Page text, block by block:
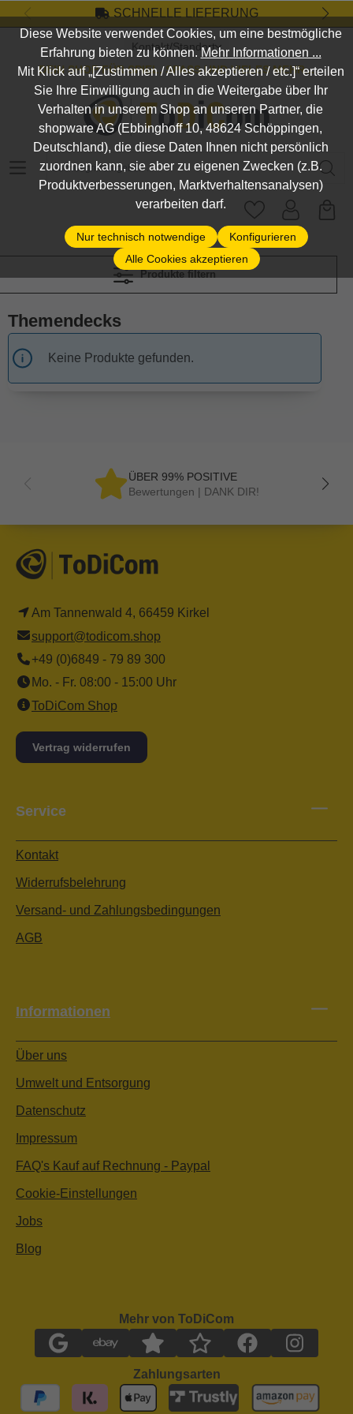
Zum Hauptinhalt springenSCHNELLE LIEFERUNG
Kontakt/Standort
DEIN SHOP FÜR SPIEL, SPASS UND VIELES MEHR...
Suchbegriff eingeben ...
Produkte filtern
Themendecks
Keine Produkte gefunden.
ÜBER 99% POSITIVE
Bewertungen | DANK DIR!
Am Tannenwald 4, 66459 Kirkel
support@todicom.shop
+49 (0)6849 - 79 89 300
Mo. - Fr. 08:00 - 15:00 Uhr
ToDiCom Shop
Vertrag widerrufen
Service
Kontakt
Widerrufsbelehrung
Versand- und Zahlungsbedingungen
AGB
Informationen
Über uns
Umwelt und Entsorgung
Datenschutz
Impressum
FAQ's Kauf auf Rechnung - Paypal
Cookie-Einstellungen
Jobs
Blog
Mehr von ToDiCom
Zahlungsarten
Diese Website verwendet Cookies, um eine bestmögliche
Erfahrung bieten zu können.Mehr Informationen ...
Mit Klick auf „[Zustimmen / Alles akzeptieren / etc.]“ erteilen
Sie Ihre Einwilligung auch in die Weitergabe über Ihr
Verhalten in unserem Shop an unseren Partner, die
shopware AG (Ebbinghoff 10, 48624 Schöppingen,
Deutschland), die diese Daten Ihnen nicht persönlich
zuordnen kann, sie aber zu eigenen Zwecken (z.B.
Produktverbesserungen, Marktverhaltensanalysen)
verarbeiten darf.
Nur technisch notwendige
Konfigurieren
Alle Cookies akzeptieren